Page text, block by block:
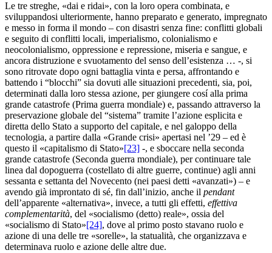
Le tre streghe, «dai e ridai», con la loro opera combinata, e
sviluppandosi ulteriormente, hanno preparato e generato, impregnato
e messo in forma il mondo – con disastri senza fine: conflitti globali
e seguito di conflitti locali, imperialismo, colonialismo e
neocolonialismo, oppressione e repressione, miseria e sangue, e
ancora distruzione e svuotamento del senso dell’esistenza … -, si
sono ritrovate dopo ogni battaglia vinta e persa, affrontando e
battendo i “blocchi” sia dovuti alle situazioni precedenti, sia, poi,
determinati dalla loro stessa azione, per giungere cosí alla prima
grande catastrofe (Prima guerra mondiale) e, passando attraverso la
preservazione globale del “sistema” tramite l’azione esplicita e
diretta dello Stato a supporto del capitale, e nel galoppo della
tecnologia, a partire dalla «Grande crisi» apertasi nel ’29 – ed è
questo il «capitalismo di Stato»[23] -, e sboccare nella seconda
grande catastrofe (Seconda guerra mondiale), per continuare tale
linea dal dopoguerra (costellato di altre guerre, continue) agli anni
sessanta e settanta del Novecento (nei paesi detti «avanzati») – e
avendo già improntato di sé, fin dall’inizio, anche il pendant
dell’apparente «alternativa», invece, a tutti gli effetti, effettiva
complementarità, del «socialismo (detto) reale», ossia del
«socialismo di Stato»[24], dove al primo posto stavano ruolo e
azione di una delle tre «sorelle», la statualità, che organizzava e
determinava ruolo e azione delle altre due.